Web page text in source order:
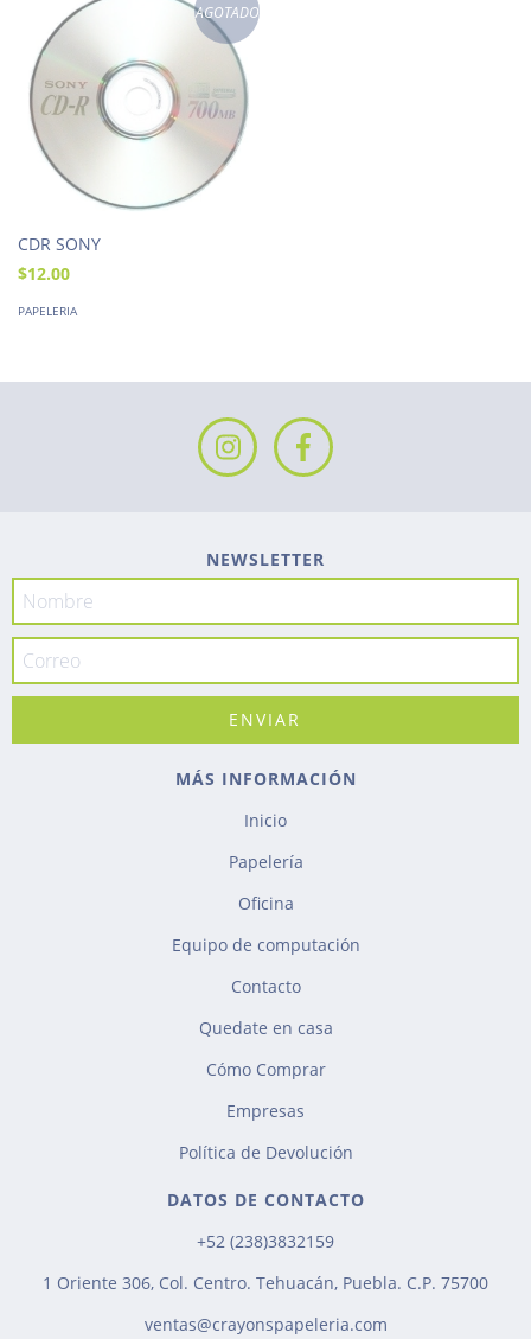
AGOTADO
CDR SONY
$12.00
PAPELERIA
NEWSLETTER
MÁS INFORMACIÓN
Inicio
Papelería
Oficina
Equipo de computación
Contacto
Quedate en casa
Cómo Comprar
Empresas
Política de Devolución
DATOS DE CONTACTO
+52 (238)3832159
1 Oriente 306, Col. Centro. Tehuacán, Puebla. C.P. 75700
ventas@crayonspapeleria.com